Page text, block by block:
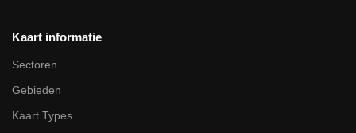
Kaart informatie
Sectoren
Gebieden
Kaart Types